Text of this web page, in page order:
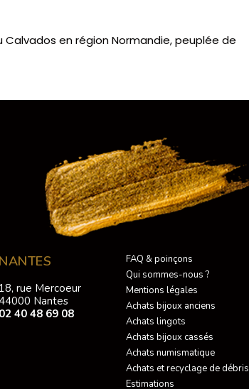
en région Normandie, peuplée de
NANTES
18, rue Mercoeur
44000 Nantes
02 40 48 69 08
FAQ & poinçons
Qui sommes-nous ?
Mentions légales
Achats bijoux anciens
Achats lingots
Achats bijoux cassés
Achats numismatique
Achats et recyclage de débris
Estimations